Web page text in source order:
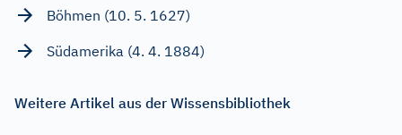
Böhmen (10. 5. 1627)
Südamerika (4. 4. 1884)
Weitere Artikel aus der Wissensbibliothek